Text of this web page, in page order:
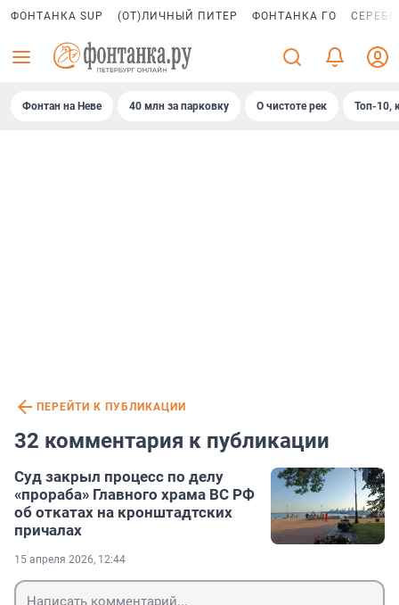
ФОНТАНКА SUP (ОТ)ЛИЧНЫЙ ПИТЕР ФОНТАНКА ГО
Фонтан на Неве 40 млн за парковку О чистоте рек Топ-10,
ПЕРЕЙТИ К ПУБЛИКАЦИИ
32 комментария к публикации
Суд закрыл процесс по делу
«прораба» Главного храма ВС РФ
об откатах на кронштадтских
причалах
15 апреля 2026, 12:44